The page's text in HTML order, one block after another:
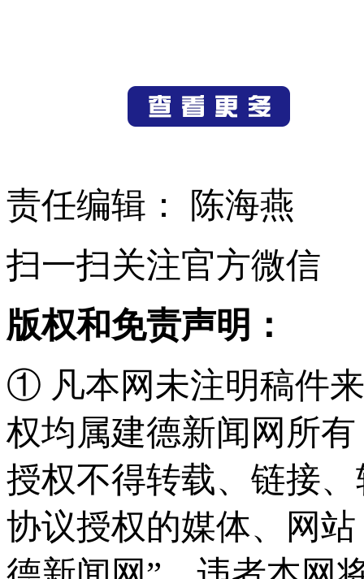
责任编辑： 陈海燕
扫一扫关注官方微信
版权和免责声明：
① 凡本网未注明稿件
权均属建德新闻网所
授权不得转载、链接
协议授权的媒体、网